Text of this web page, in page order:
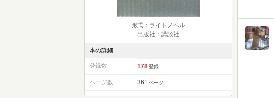
形式：ライトノベル
出版社：講談社
本の詳細
登録数 178 登録
ページ数 361 ページ